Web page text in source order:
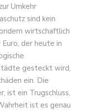
Umkehr
sind kein
wirtschaftlich
der heute in
gesteckt wird,
ein. Die
ist ein Trugschluss,
ist es genau